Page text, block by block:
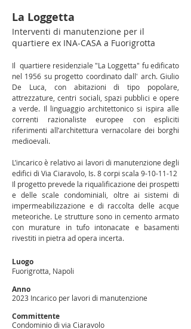
La Loggetta
Interventi di manutenzione per il
quartiere ex INA-CASA a Fuorigrotta
Il quartiere residenziale "La Loggetta" fu edificato
nel 1956 su progetto coordinato dall' arch. Giulio
De Luca, con abitazioni di tipo popolare,
attrezzature, centri sociali, spazi pubblici e opere
a verde. Il linguaggio architettonico si ispira alle
correnti razionaliste europee con espliciti
riferimenti all’architettura vernacolare dei borghi
medioevali.
L’incarico è relativo ai lavori di manutenzione degli
edifici di Via Ciaravolo, Is. 8 corpi scala 9-10-11-12
Il progetto prevede la riqualificazione dei prospetti
e delle scale condominiali, oltre ai sistemi di
impermeabilizzazione e di raccolta delle acque
meteoriche. Le strutture sono in cemento armato
con murature in tufo intonacate e basamenti
rivestiti in pietra ad opera incerta.
Luogo
Fuorigrotta, Napoli
Anno
2023 Incarico per lavori di manutenzione
Committente
Condominio di via Ciaravolo